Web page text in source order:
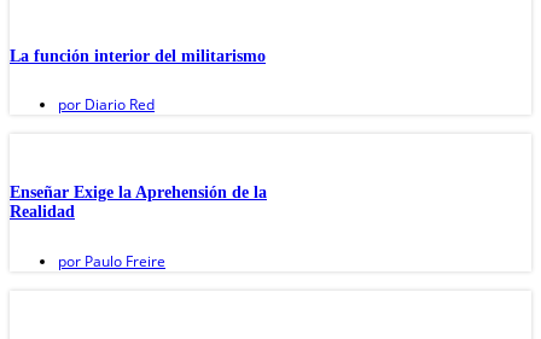
La función interior del militarismo
por Diario Red
Enseñar Exige la Aprehensión de la
Realidad
por Paulo Freire